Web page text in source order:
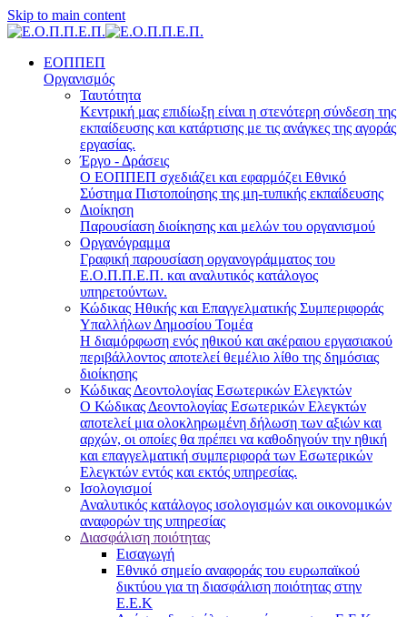
Skip to main content
ΕΟΠΠΕΠ
Οργανισμός
Ταυτότητα
Κεντρική μας επιδίωξη είναι η στενότερη σύνδεση της
εκπαίδευσης και κατάρτισης με τις ανάγκες της αγοράς
εργασίας.
Έργο - Δράσεις
Ο ΕΟΠΠΕΠ σχεδιάζει και εφαρμόζει Eθνικό
Σύστημα Πιστοποίησης της μη-τυπικής εκπαίδευσης
Διοίκηση
Παρουσίαση διοίκησης και μελών του οργανισμού
Οργανόγραμμα
Γραφική παρουσίαση οργανογράμματος του
Ε.Ο.Π.Π.Ε.Π. και αναλυτικός κατάλογος
υπηρετούντων.
Κώδικας Ηθικής και Επαγγελματικής Συμπεριφοράς
Υπαλλήλων Δημοσίου Τομέα
Η διαμόρφωση ενός ηθικού και ακέραιου εργασιακού
περιβάλλοντος αποτελεί θεμέλιο λίθο της δημόσιας
διοίκησης
Κώδικας Δεοντολογίας Εσωτερικών Ελεγκτών
Ο Κώδικας Δεοντολογίας Εσωτερικών Ελεγκτών
αποτελεί μια ολοκληρωμένη δήλωση των αξιών και
αρχών, οι οποίες θα πρέπει να καθοδηγούν την ηθική
και επαγγελματική συμπεριφορά των Εσωτερικών
Ελεγκτών εντός και εκτός υπηρεσίας.
Ισολογισμοί
Αναλυτικός κατάλογος ισολογισμών και οικονομικών
αναφορών της υπηρεσίας
Διασφάλιση ποιότητας
Εισαγωγή
Εθνικό σημείο αναφοράς του ευρωπαϊκού
δικτύου για τη διασφάλιση ποιότητας στην
Ε.Ε.Κ